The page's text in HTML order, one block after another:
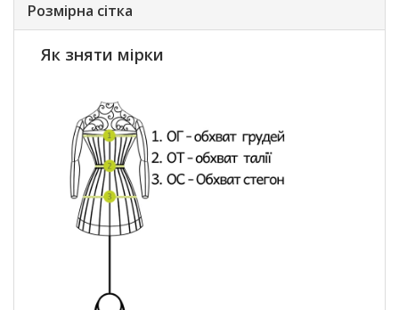
Розмірна сітка
Як зняти мірки